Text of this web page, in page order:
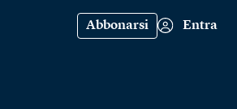
Abbonarsi Entra